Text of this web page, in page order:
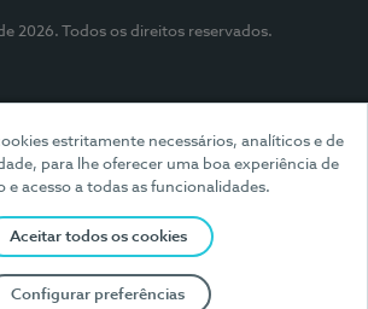
estritamente necessários, analíticos e de
para lhe oferecer uma boa experiência de
e acesso a todas as funcionalidades.
Aceitar todos os cookies
Configurar preferências
2026. Todos os direitos reservados.